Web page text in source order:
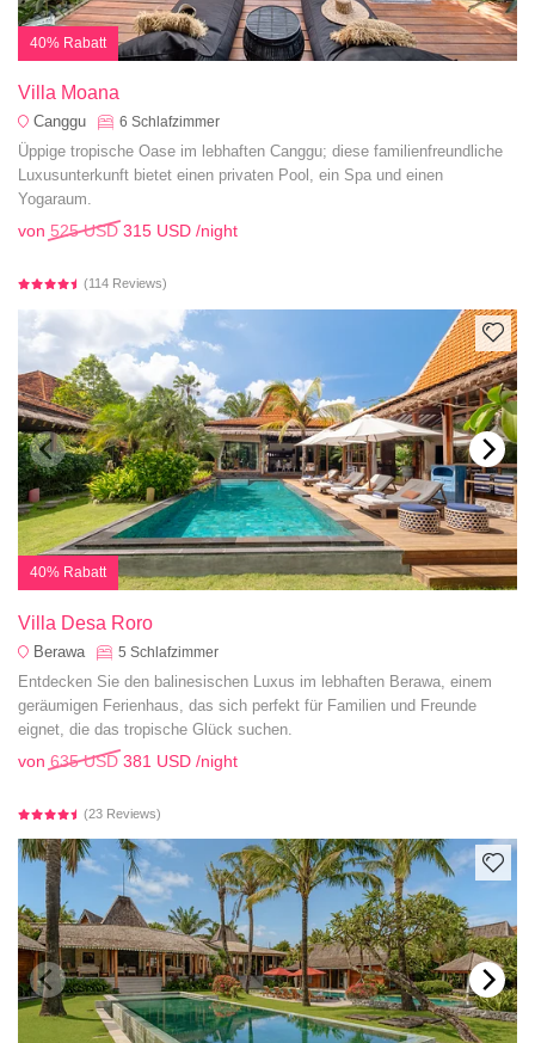
40% Rabatt
Villa Moana
Canggu 6 Schlafzimmer
Üppige tropische Oase im lebhaften Canggu; diese familienfreundliche
Luxusunterkunft bietet einen privaten Pool, ein Spa und einen
Yogaraum.
von 525 USD 315 USD /night
(114 Reviews)
40% Rabatt
Villa Desa Roro
Berawa 5 Schlafzimmer
Entdecken Sie den balinesischen Luxus im lebhaften Berawa, einem
geräumigen Ferienhaus, das sich perfekt für Familien und Freunde
eignet, die das tropische Glück suchen.
von 635 USD 381 USD /night
(23 Reviews)